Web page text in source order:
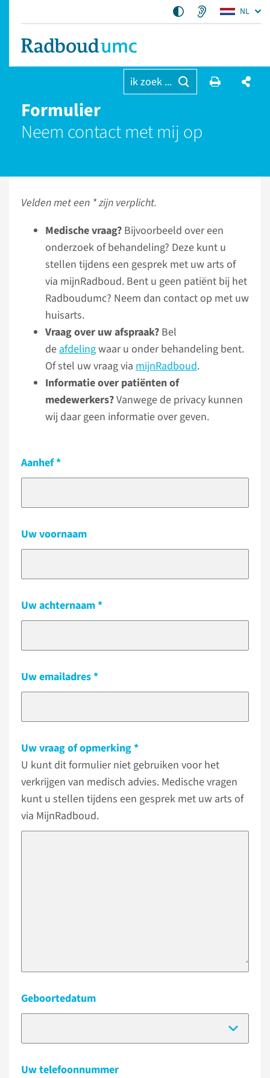
NL
ik zoek ...
Formulier
Neem contact met mij op
Velden met een * zijn verplicht.
Medische vraag? Bijvoorbeeld over een
onderzoek of behandeling? Deze kunt u
stellen tijdens een gesprek met uw arts of
via mijnRadboud. Bent u geen patiënt bij het
Radboudumc? Neem dan contact op met uw
huisarts.
Vraag over uw afspraak? Bel
deafdelingwaar u onder behandeling bent.
Of stel uw vraag via mijnRadboud.
Informatie over patiënten of
medewerkers?Vanwege de privacy kunnen
wij daar geen informatie over geven.
Aanhef
Uw voornaam
Uw achternaam
Uw emailadres
Uw vraag of opmerking
U kunt dit formulier niet gebruiken voor het
verkrijgen van medisch advies. Medische vragen
kunt u stellen tijdens een gesprek met uw arts of
via MijnRadboud.
Geboortedatum
Uw telefoonnummer